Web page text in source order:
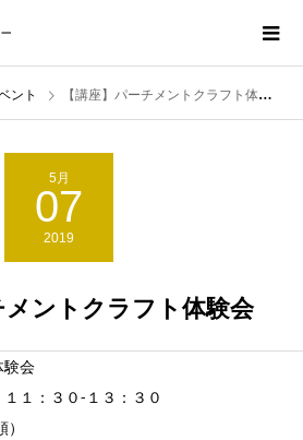
ント 【講座】パーチメントクラフト体験会
5月
07
2019
メントクラフト体験会
験会
１：３０-１３：３０